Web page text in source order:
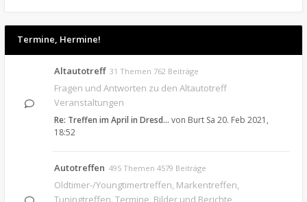
Termine, Hermine!
Altautotreff 31 Themen 762 Beiträge
Fragen und Antworten zu den Altautotreff
Veranstaltungen
Re: Treffen im April in Dresd… von Burt Sa 20. Feb 2021,
18:52
Autotreffen 495 Themen 4579 Beiträge
Oldtimer-/Youngtimertreffen, Markentreffen,
Tuningtreffen. Termine, Bilder und Berichte